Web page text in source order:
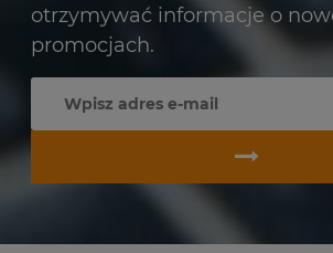
otrzymywać informacje o
promocjach.